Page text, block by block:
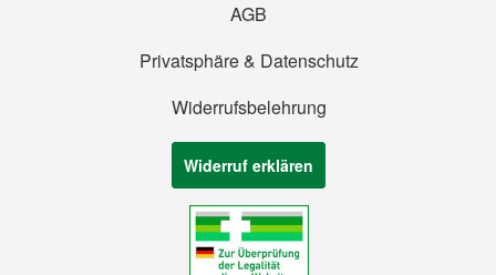
AGB
Privatsphäre & Datenschutz
Widerrufsbelehrung
Widerruf erklären